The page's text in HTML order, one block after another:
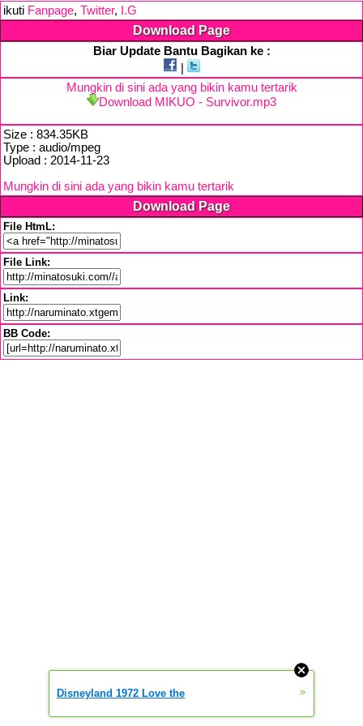
ikuti Fanpage, Twitter, I.G
Download Page
Biar Update Bantu Bagikan ke :
Mungkin di sini ada yang bikin kamu tertarik
Download MIKUO - Survivor.mp3
Size : 834.35KB
Type : audio/mpeg
Upload : 2014-11-23
Mungkin di sini ada yang bikin kamu tertarik
Download Page
File HtmL:
File Link:
Link:
BB Code:
Disneyland 1972 Love the »